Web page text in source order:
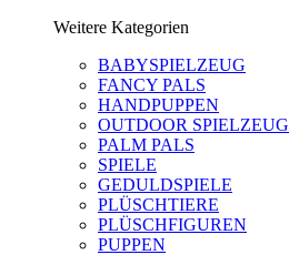
Weitere Kategorien
BABYSPIELZEUG
FANCY PALS
HANDPUPPEN
OUTDOOR SPIELZEUG
PALM PALS
SPIELE
GEDULDSPIELE
PLÜSCHTIERE
PLÜSCHFIGUREN
PUPPEN